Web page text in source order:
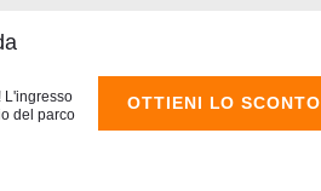
L'ingresso
del parco
OTTIENI LO SCONTO